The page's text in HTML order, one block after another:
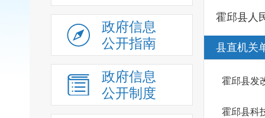
政府信息
公开指南
政府信息
公开制度
霍邱县人
县直机关
霍邱县发
霍邱县科